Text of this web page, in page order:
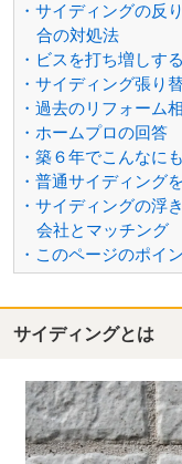
・サイディングの反
合の対処法
・ビスを打ち増しする
・サイディング張り
・過去のリフォーム
・ホームプロの回答
・築６年でこんなに
・普通サイディング
・サイディングの浮
会社とマッチング
・このページのポイ
サイディングとは